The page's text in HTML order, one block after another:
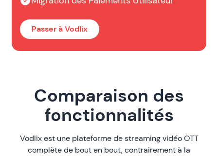
Passer à Vodlix
Comparaison des
fonctionnalités
Vodlix est une plateforme de streaming vidéo OTT
complète de bout en bout, contrairement à la